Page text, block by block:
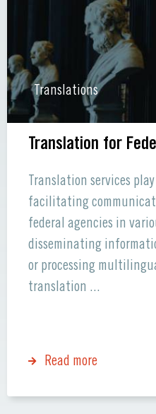
Translations
Translation for
Translation services
facilitating
federal agencies in
disseminating
or processing
translation ...
Read more